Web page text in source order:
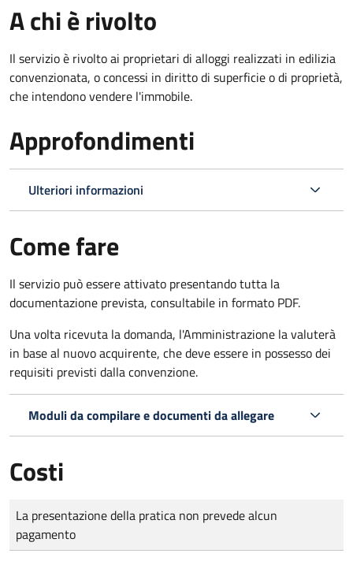
A chi è rivolto
Il servizio è rivolto ai proprietari di alloggi realizzati in edilizia
convenzionata, o concessi in diritto di superficie o di proprietà,
che intendono vendere l'immobile.
Approfondimenti
Ulteriori informazioni
Come fare
Il servizio può essere attivato presentando tutta la
documentazione prevista, consultabile in formato PDF.
Una volta ricevuta la domanda, l'Amministrazione la valuterà
in base al nuovo acquirente, che deve essere in possesso dei
requisiti previsti dalla convenzione.
Moduli da compilare e documenti da allegare
Costi
Tipo di pagamento
Importo
La presentazione della pratica non prevede alcun
pagamento